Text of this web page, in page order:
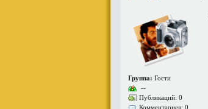
Группа: Гости
--
Публикаций: 0
Комментариев: 0